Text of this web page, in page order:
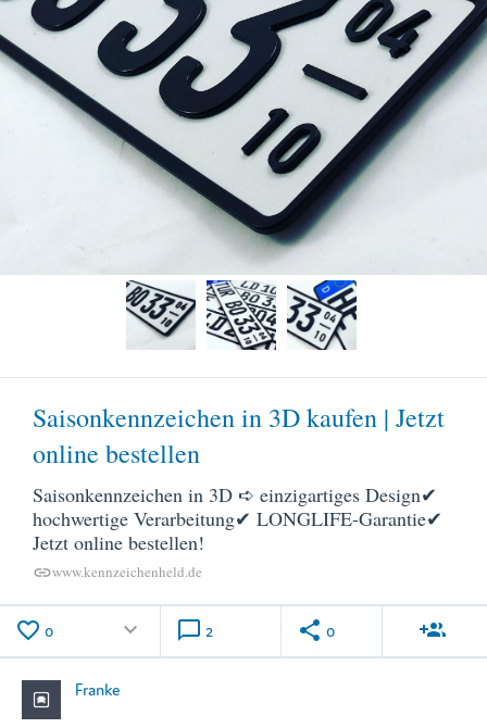
Saisonkennzeichen in 3D kaufen | Jetzt
online bestellen
Saisonkennzeichen in 3D ➪ einzigartiges Design✔
hochwertige Verarbeitung✔ LONGLIFE-Garantie✔
Jetzt online bestellen!
linkwww.kennzeichenheld.de
favorite_border 0 keyboard_arrow_down chat_bubble_outline 2 share 0 group_add
Franke